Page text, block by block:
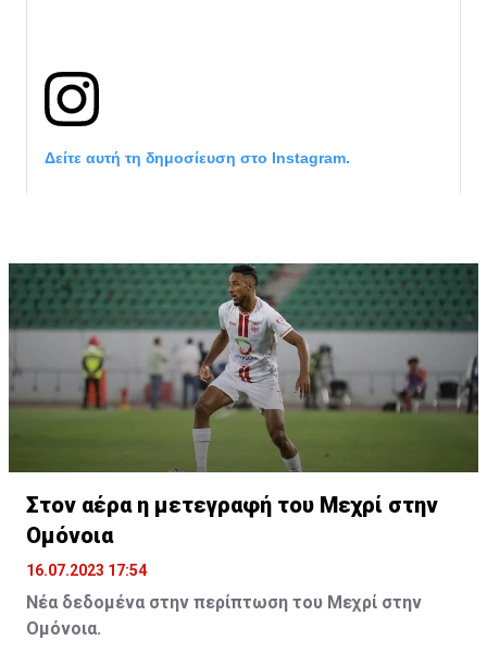
Δείτε αυτή τη δημοσίευση στο Instagram.
Στον αέρα η μετεγραφή του Μεχρί στην
Ομόνοια
16.07.2023 17:54
Νέα δεδομένα στην περίπτωση του Μεχρί στην
Ομόνοια.